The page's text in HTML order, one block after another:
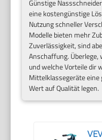
Günstige
eine kostengünstige
Nutzung schneller
Modelle bieten mehr
Zuverlässigkeit, sind
Anschaffung.
und welche Vorteile dir
Mittelklassegeräte eine
Wert auf Qualität legen.